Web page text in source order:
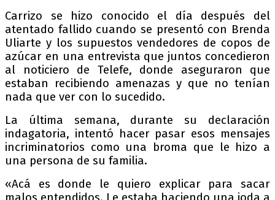
Carrizo se hizo conocido el día después del
atentado fallido cuando se presentó con Brenda
Uliarte y los supuestos vendedores de copos de
azúcar en una entrevista que juntos concedieron
al noticiero de Telefe, donde aseguraron que
estaban recibiendo amenazas y que no tenían
nada que ver con lo sucedido.
La última semana, durante su declaración
indagatoria, intentó hacer pasar esos mensajes
incriminatorios como una broma que le hizo a
una persona de su familia.
«Acá es donde le quiero explicar para sacar
malos entendidos. Le estaba haciendo una joda a